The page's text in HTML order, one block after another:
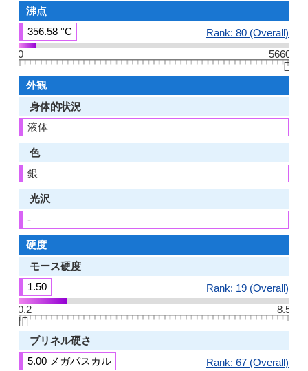
沸点
356.58 °C
Rank: 80 (Overall)
0
5660
👆🏻
外観
身体的状況
液体
色
銀
光沢
-
硬度
モース硬度
1.50
Rank: 19 (Overall)
0.2
8.5
👆🏻
ブリネル硬さ
5.00 メガパスカル
Rank: 67 (Overall)